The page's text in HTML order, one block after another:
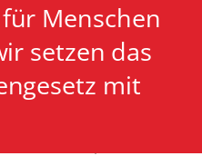
Menschen
setzen das
mit
lange Zeit ohne